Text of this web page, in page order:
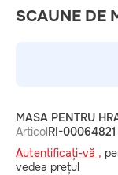
SCAUNE DE
MASA PENTRU
ArticolRI-00064821
Autentificați-vă ,
vedea prețul